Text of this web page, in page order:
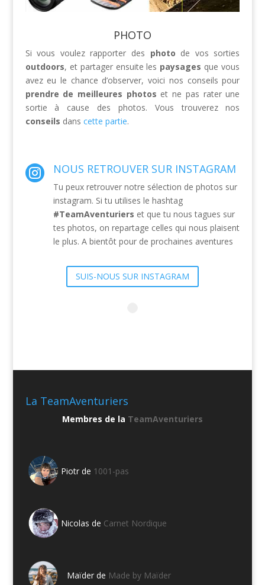
PHOTO
Si vous voulez rapporter des photo de vos sorties
outdoors, et partager ensuite les paysages que vous
avez eu le chance d’observer, voici nos conseils pour
prendre de meilleures photos et ne pas rater une
sortie à cause des photos. Vous trouverez nos
conseils dans cette partie.
 NOUS RETROUVER SUR INSTAGRAM
Tu peux retrouver notre sélection de photos sur
instagram. Si tu utilises le hashtag
#TeamAventuriers et que tu nous tagues sur
tes photos, on repartage celles qui nous plaisent
le plus. A bientôt pour de prochaines aventures
SUIS-NOUS SUR INSTAGRAM
La TeamAventuriers
Membres de la TeamAventuriers
Piotr de 1001-pas
Nicolas de Carnet Nordique
Maïder de Made by Maïder